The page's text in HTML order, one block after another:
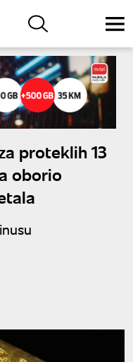
proteklih 13
oborio